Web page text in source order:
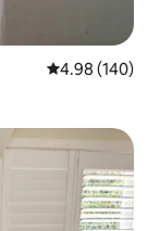
レビュー140
4.98 (140)